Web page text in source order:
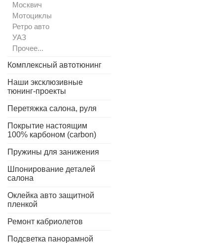
Москвич
Мотоциклы
Ретро авто
УАЗ
Прочее...
Комплексный автотюнинг
Наши эксклюзивные
тюнинг-проекты
Перетяжка салона, руля
Покрытие настоящим
100% карбоном (carbon)
Пружины для занижения
Шпонирование деталей
салона
Оклейка авто защитной
пленкой
Ремонт кабриолетов
Подсветка панорамной